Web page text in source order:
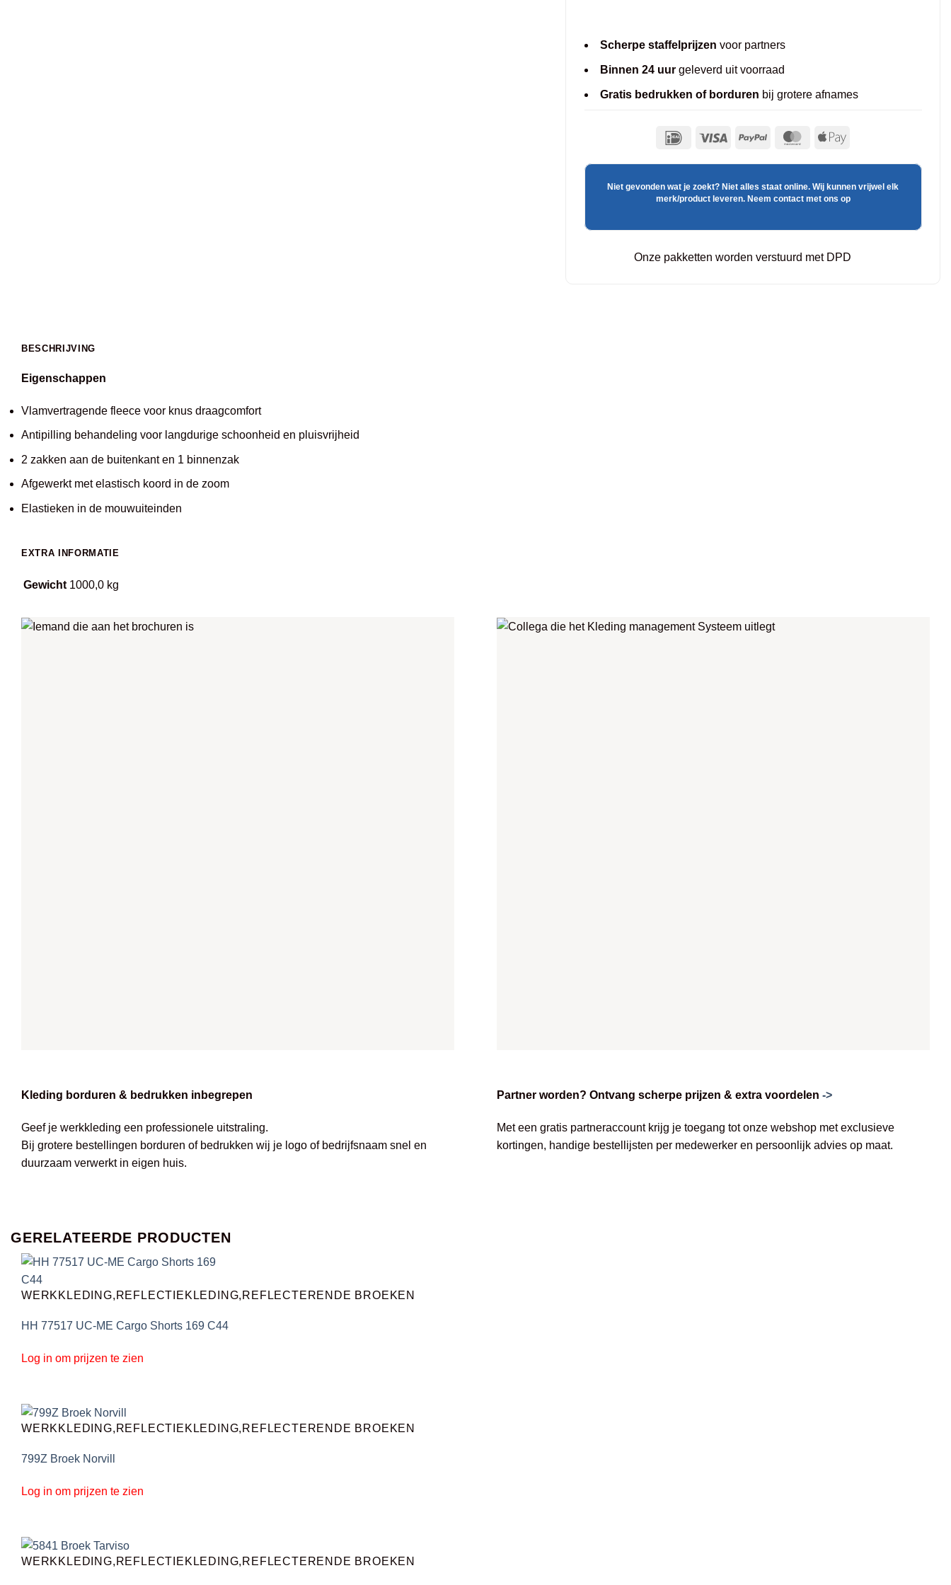
Scherpe staffelprijzen voor partners
Binnen 24 uurgeleverd uit voorraad
Gratis bedrukken of borduren bij grotere afnames
Niet gevonden wat je zoekt? Niet alles staat online. Wij kunnen vrijwel elk
merk/product leveren. Neem contact met ons op
Onze pakketten worden verstuurd met DPD
BESCHRIJVING
Eigenschappen
Vlamvertragende fleece voor knus draagcomfort
Antipilling behandeling voor langdurige schoonheid en pluisvrijheid
2 zakken aan de buitenkant en 1 binnenzak
Afgewerkt met elastisch koord in de zoom
Elastieken in de mouwuiteinden
EXTRA INFORMATIE
Gewicht 1000,0 kg
Kleding borduren & bedrukken inbegrepen
Geef je werkkleding een professionele uitstraling.
Bij grotere bestellingen borduren of bedrukken wij je logo of bedrijfsnaam snel en
duurzaam verwerkt in eigen huis.
Partner worden? Ontvang scherpe prijzen & extra voordelen ->
Met een gratis partneraccount krijg je toegang tot onze webshop met exclusieve
kortingen, handige bestellijsten per medewerker en persoonlijk advies op maat.
GERELATEERDE PRODUCTEN
WERKKLEDING,REFLECTIEKLEDING,REFLECTERENDE BROEKEN
HH 77517 UC-ME Cargo Shorts 169 C44
Log in om prijzen te zien
WERKKLEDING,REFLECTIEKLEDING,REFLECTERENDE BROEKEN
799Z Broek Norvill
Log in om prijzen te zien
WERKKLEDING,REFLECTIEKLEDING,REFLECTERENDE BROEKEN